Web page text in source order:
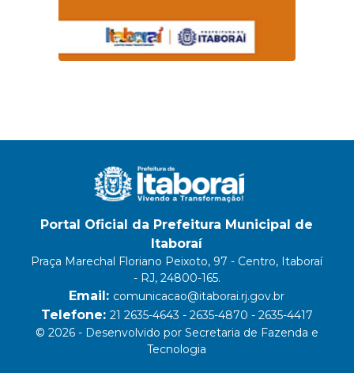
Portal Oficial da Prefeitura Municipal de
Itaboraí
Praça Marechal Floriano Peixoto, 97 - Centro, Itaboraí
- RJ, 24800-165.
Email: comunicacao@itaborai.rj.gov.br
Telefone: 21 2635-4643 - 2635-4870 - 2635-4417
© 2026 - Desenvolvido por Secretaria de Fazenda e
Tecnologia